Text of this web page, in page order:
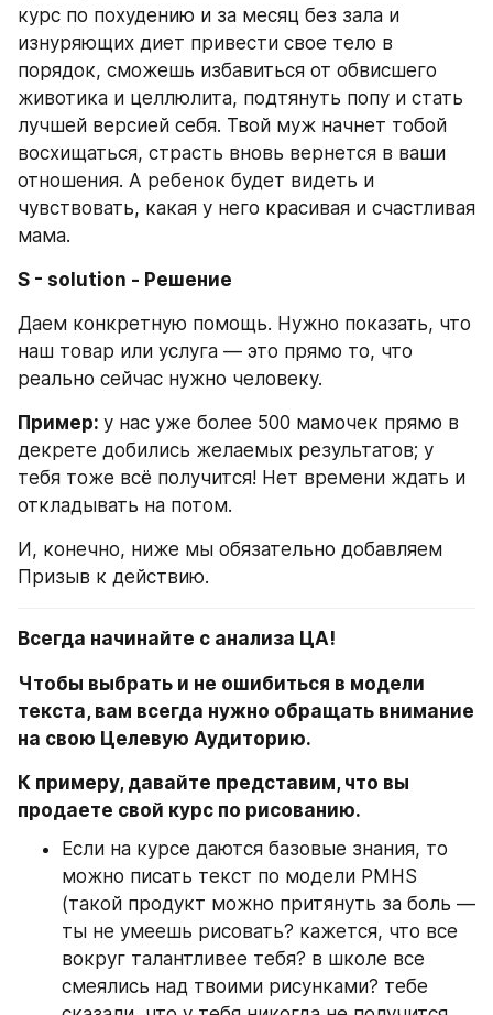
курс по похудению и за месяц без зала и
изнуряющих диет привести свое тело в
порядок, сможешь избавиться от обвисшего
животика и целлюлита, подтянуть попу и стать
лучшей версией себя. Твой муж начнет тобой
восхищаться, страсть вновь вернется в ваши
отношения. А ребенок будет видеть и
чувствовать, какая у него красивая и счастливая
мама.
S - solution - Решение
Даем конкретную помощь. Нужно показать, что
наш товар или услуга — это прямо то, что
реально сейчас нужно человеку.
Пример: у нас уже более 500 мамочек прямо в
декрете добились желаемых результатов; у
тебя тоже всё получится! Нет времени ждать и
откладывать на потом.
И, конечно, ниже мы обязательно добавляем
Призыв к действию.
Всегда начинайте с анализа ЦА!
Чтобы выбрать и не ошибиться в модели
текста, вам всегда нужно обращать внимание
на свою Целевую Аудиторию.
К примеру, давайте представим, что вы
продаете свой курс по рисованию.
Если на курсе даются базовые знания, то
можно писать текст по модели PMHS
(такой продукт можно притянуть за боль —
ты не умеешь рисовать? кажется, что все
вокруг талантливее тебя? в школе все
смеялись над твоими рисунками? тебе